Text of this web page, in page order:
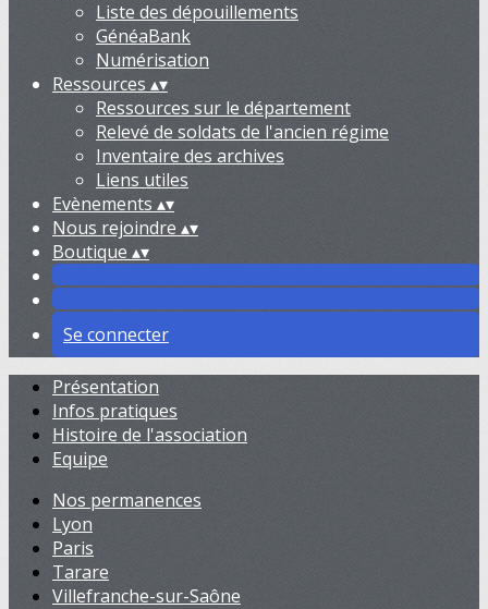
Liste des dépouillements
GénéaBank
Numérisation
Ressources ▴▾
Ressources sur le département
Relevé de soldats de l'ancien régime
Inventaire des archives
Liens utiles
Evènements ▴▾
Nous rejoindre ▴▾
Boutique ▴▾
Se connecter
Présentation
Infos pratiques
Histoire de l'association
Equipe
Nos permanences
Lyon
Paris
Tarare
Villefranche-sur-Saône